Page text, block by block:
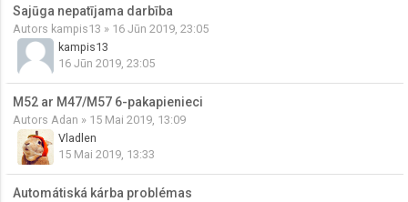
Sajūga nepatījama darbība
Autors kampis13 » 16 Jūn 2019, 23:05
kampis13
16 Jūn 2019, 23:05
M52 ar M47/M57 6-pakapienieci
Autors Adan » 15 Mai 2019, 13:09
Vladlen
15 Mai 2019, 13:33
Automátiská kárba problémas